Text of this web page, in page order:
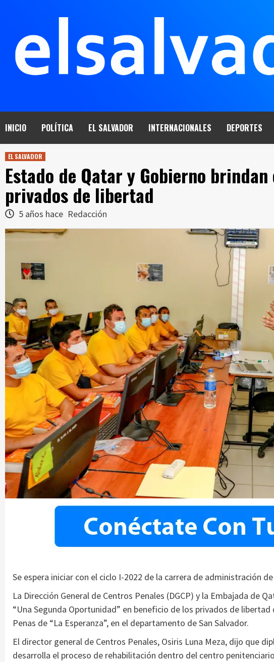
INICIO POLÍTICA EL SALVADOR INTERNACIONALES DEPORTES
EL SALVADOR
Estado de Qatar y Gobierno
privados de libertad
5 años hace Redacción
Se espera iniciar con el ciclo I-2022 de la carrera de administración
La Dirección General de Centros Penales (DGCP) y la Embajada de
“Una Segunda Oportunidad” en beneficio de los privados de
Penas de “La Esperanza”, en el departamento de San Salvador.
El director general de Centros Penales, Osiris Luna Meza, dijo que
desarrolla el proceso de rehabilitación dentro del centro